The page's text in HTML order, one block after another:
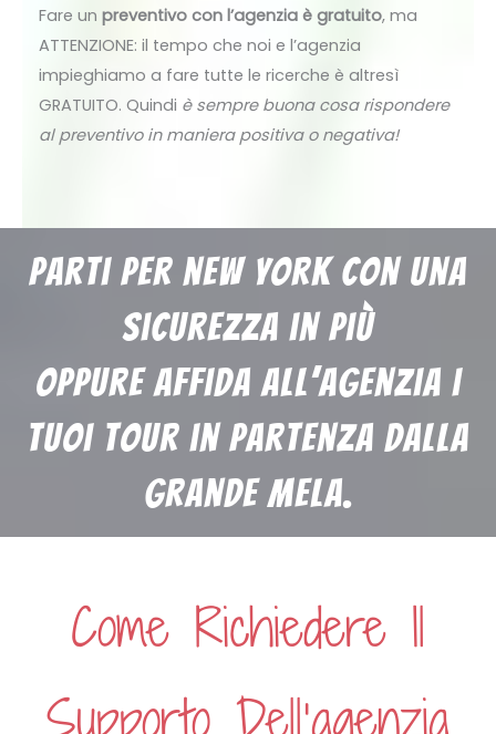
Fare un preventivo con l’agenzia è gratuito, ma
ATTENZIONE: il tempo che noi e l’agenzia
impieghiamo a fare tutte le ricerche è altresì
GRATUITO. Quindi è sempre buona cosa rispondere
al preventivo in maniera positiva o negativa!
parti per new york con una
sicurezza in più
oppure affida all’agenzia i
tuoi tour in partenza dalla
grande mela.
Come Richiedere Il
Supporto Dell’agenzia